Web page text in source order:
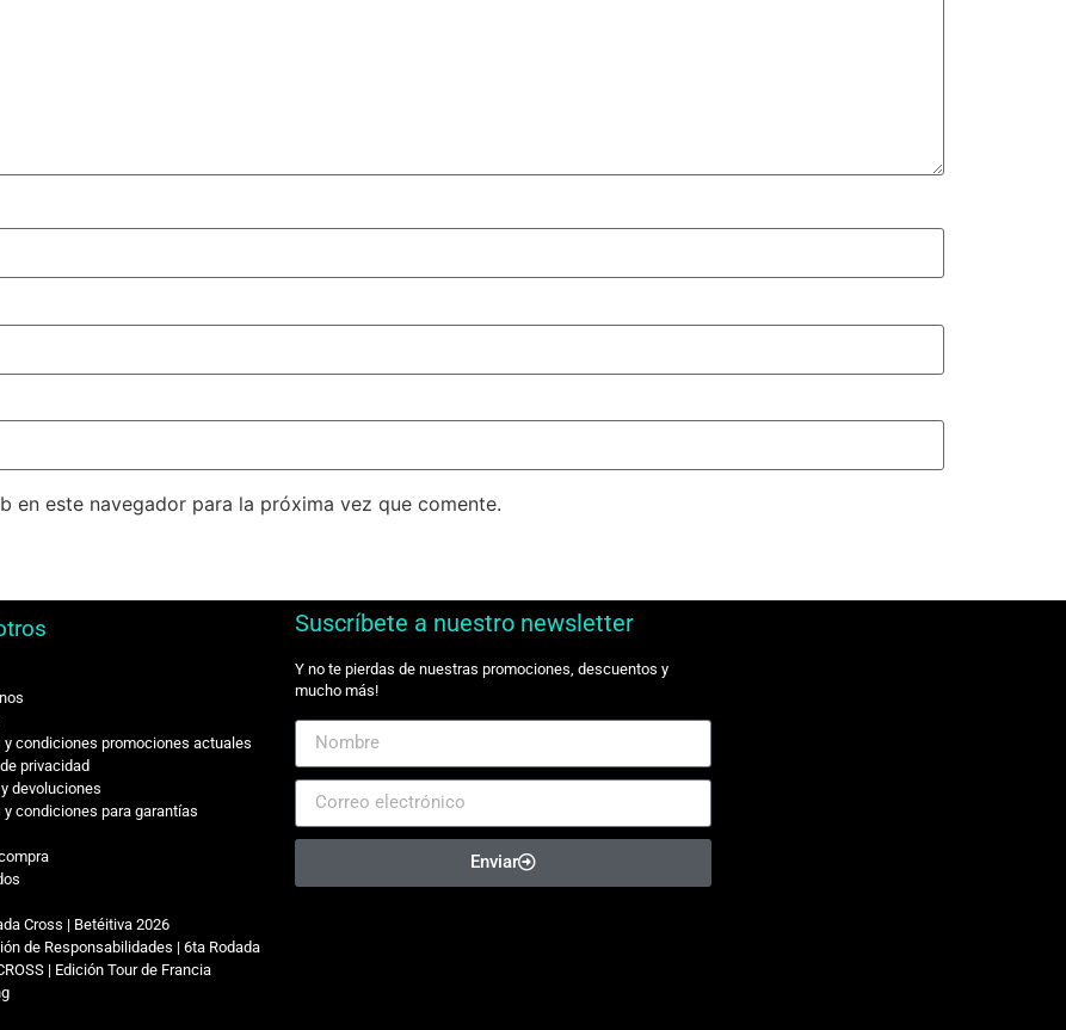
en este navegador para la próxima vez que comente.
y condiciones promociones actuales
privacidad
devoluciones
y condiciones para garantías
Cross | Betéitiva 2026
de Responsabilidades | 6ta Rodada
| Edición Tour de Francia
Suscríbete a nuestro newsletter
Y no te pierdas de nuestras promociones, descuentos y
mucho más!
Enviar